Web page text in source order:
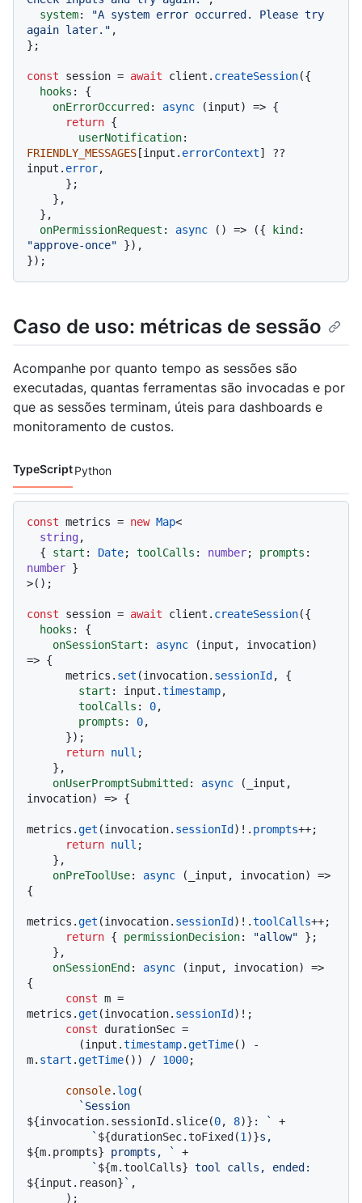
system:
"A system error occurred. Please try
again later." ,
};
const session = await client. createSession({
hooks : {
onErrorOccurred : async (input) => {
return {
userNotification
FRIENDLY_MESSAGES [input. errorContext] ??
input. error,
onPermissionRequest : async () => ({ kind
"approve-once" }),
Caso de uso: métricas de sessão
Acompanhe por quanto tempo as sessões são
executadas, quantas ferramentas são invocadas e por
que as sessões terminam, úteis para dashboards e
monitoramento de custos.
Idiomas de código navigation
TypeScriptPython
const metrics = new Map<
string,
  {
start : Date; toolCalls : number; prompts
number }
>();
const session = await client. createSession({
hooks : {
onSessionStart : async (input, invocation)
=> {
      metrics.
set (invocation. sessionId , {
start : input.timestamp,
toolCalls : 0,
prompts : 0,
return null ;
onUserPromptSubmitted : async (_input,
invocation) => {
metrics.get (invocation. sessionId )!. prompts++;
return null ;
onPreToolUse: async (_input, invocation) =>
{
metrics.get (invocation. sessionId )!.toolCalls++;
return { permissionDecision: "allow" };
onSessionEnd : async (input, invocation) =>
{
const m =
metrics.get (invocation. sessionId )!;
const durationSec =
        (input.
timestamp.getTime() -
m. start .getTime()) / 1000;
console. log(
${invocation.sessionId.slice(0, 8)} : `
+
` ${durationSec.toFixed(1)}
${m.prompts} prompts, `
+
` ${m.toolCalls}
${input.reason} ` ,